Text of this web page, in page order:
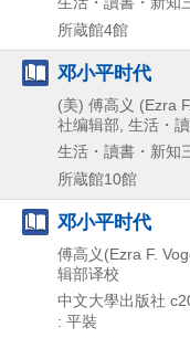
所蔵館4館
邓小平时代
(美) 傅高义 (Ezra
社编辑部, 生活・
生活・讀書・新知
所蔵館10館
邓小平时代
傅高义(Ezra F.
辑部译校
中文大學出版社
: 平裝